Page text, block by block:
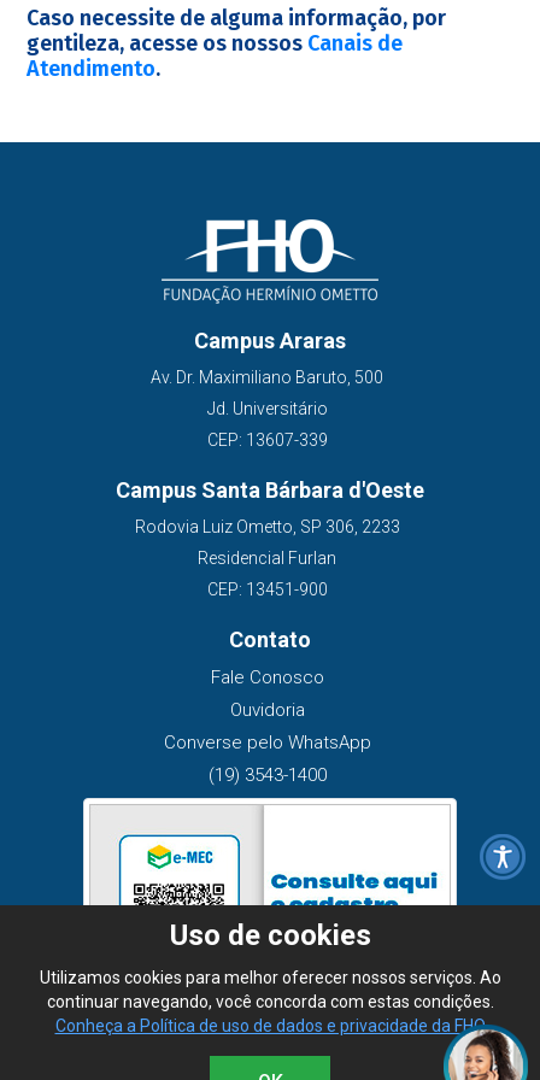
Caso necessite de alguma informação, por
gentileza, acesse os nossos Canais de
Atendimento.
Campus Araras
Av. Dr. Maximiliano Baruto, 500
Jd. Universitário
CEP: 13607-339
Campus Santa Bárbara d'Oeste
Rodovia Luiz Ometto, SP 306, 2233
Residencial Furlan
CEP: 13451-900
Contato
Fale Conosco
Ouvidoria
Converse pelo WhatsApp
(19) 3543-1400
Uso de cookies
Utilizamos cookies para melhor oferecer nossos serviços. Ao
continuar navegando, você concorda com estas condições.
Conheça a Política de uso de dados e privacidade da FHO